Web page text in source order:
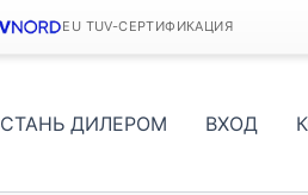
EU TUV-СЕРТИФИКАЦИЯ
СТАНЬ ДИЛЕРОМ ВХОД